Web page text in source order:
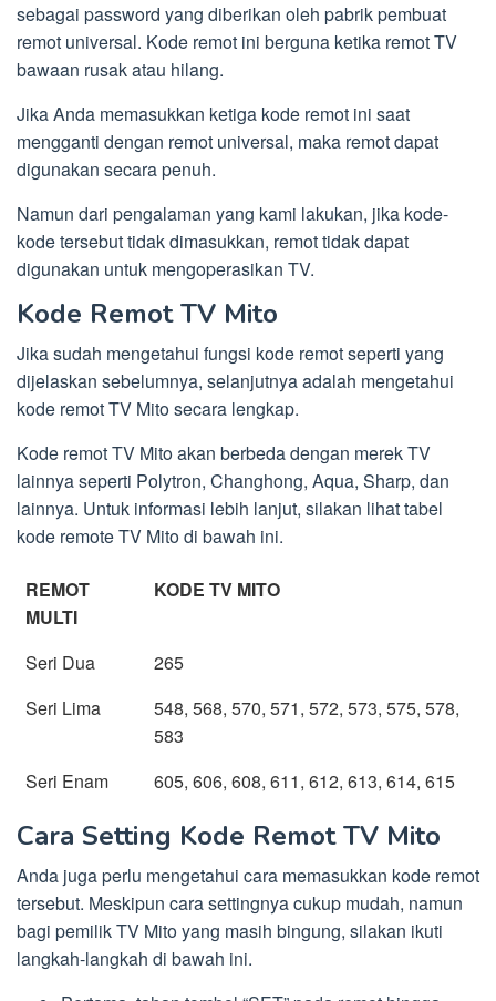
sebagai password yang diberikan oleh pabrik pembuat
remot universal. Kode remot ini berguna ketika remot TV
bawaan rusak atau hilang.
Jika Anda memasukkan ketiga kode remot ini saat
mengganti dengan remot universal, maka remot dapat
digunakan secara penuh.
Namun dari pengalaman yang kami lakukan, jika kode-
kode tersebut tidak dimasukkan, remot tidak dapat
digunakan untuk mengoperasikan TV.
Kode Remot TV Mito
Jika sudah mengetahui fungsi kode remot seperti yang
dijelaskan sebelumnya, selanjutnya adalah mengetahui
kode remot TV Mito secara lengkap.
Kode remot TV Mito akan berbeda dengan merek TV
lainnya seperti Polytron, Changhong, Aqua, Sharp, dan
lainnya. Untuk informasi lebih lanjut, silakan lihat tabel
kode remote TV Mito di bawah ini.
REMOT
MULTI
KODE TV MITO
Seri Dua
265
Seri Lima
548, 568, 570, 571, 572, 573, 575, 578,
583
Seri Enam
605, 606, 608, 611, 612, 613, 614, 615
Cara Setting Kode Remot TV Mito
Anda juga perlu mengetahui cara memasukkan kode remot
tersebut. Meskipun cara settingnya cukup mudah, namun
bagi pemilik TV Mito yang masih bingung, silakan ikuti
langkah-langkah di bawah ini.